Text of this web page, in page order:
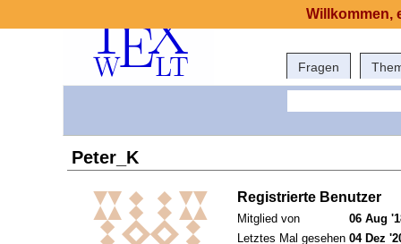
Fragen
Peter_K
Registrierte Benutzer
Mitglied von
06 Aug
Letztes Mal gesehen 04 Dez
Willkommen,